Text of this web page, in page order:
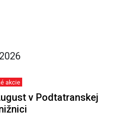
akcie
v Podtatranskej